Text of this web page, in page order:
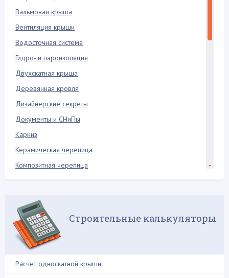
Вальмовая крыша
Вентиляция крыши
Водосточная система
Гидро- и пароизоляция
Двухскатная крыша
Деревянная кровля
Дизайнерские секреты
Документы и СНиПы
Карниз
Керамическая черепица
Композитная черепица
Кровельный пирог
Мансарда и чердак
Межэтажное перекрытие
Строительные калькуляторы
Расчет односкатной крыши